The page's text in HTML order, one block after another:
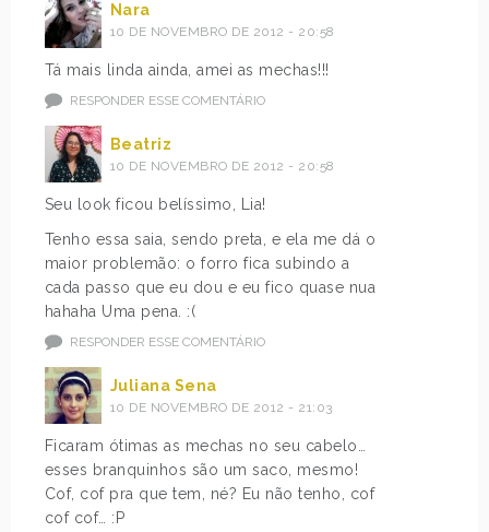
Nara
10 DE NOVEMBRO DE 2012 - 20:58
Tá mais linda ainda, amei as mechas!!!
RESPONDER ESSE COMENTÁRIO
Beatriz
10 DE NOVEMBRO DE 2012 - 20:58
Seu look ficou belíssimo, Lia!
Tenho essa saia, sendo preta, e ela me dá o
maior problemão: o forro fica subindo a
cada passo que eu dou e eu fico quase nua
hahaha Uma pena. :(
RESPONDER ESSE COMENTÁRIO
Juliana Sena
10 DE NOVEMBRO DE 2012 - 21:03
Ficaram ótimas as mechas no seu cabelo…
esses branquinhos são um saco, mesmo!
Cof, cof pra que tem, né? Eu não tenho, cof
cof cof… :P